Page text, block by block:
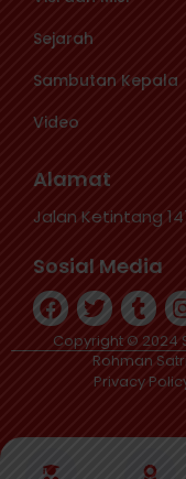
Sejarah
Sambutan Kepala
Video
Alamat
Jalan Ketintang
Sosial Media
Copyright © 2024
Rohman
Privacy